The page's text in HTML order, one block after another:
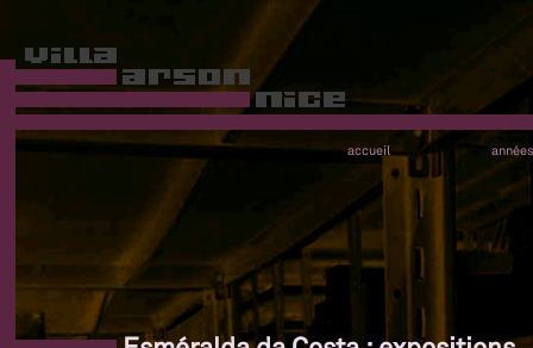
accueil années